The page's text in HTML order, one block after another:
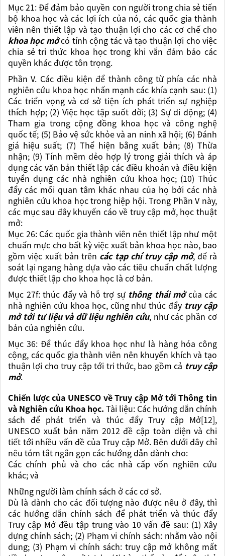
Mục 21:Để đảm bảo quyền con người trong chia sẻ tiến
bộ khoa học và các lợi ích của nó, các quốc gia thành
viên nên thiết lập và tạo thuận lợi cho các cơ chế cho
khoa học mởcó tính cộng tác và tạo thuận lợi cho việc
chia sẻ tri thức khoa học trong khi vẫn đảm bảo các
quyền khác được tôn trọng.
Phần V. Các điều kiện để thành công từ phía các nhà
nghiên cứu khoa học nhấn mạnh các khía cạnh sau: (1)
Các triển vọng và cơ sở tiện ích phát triển sự nghiệp
thích hợp; (2) Việc học tập suốt đời; (3) Sự di động; (4)
Tham gia trong cộng đồng khoa học và công nghệ
quốc tế; (5) Bảo vệ sức khỏe và an ninh xã hội; (6) Đánh
giá hiệu suất; (7) Thể hiện bằng xuất bản; (8) Thừa
nhận; (9) Tính mềm dẻo hợp lý trong giải thích và áp
dụng các văn bản thiết lập các điều khoản và điều kiện
tuyển dụng các nhà nghiên cứu khoa học; (10) Thúc
đẩy các mối quan tâm khác nhau của họ bởi các nhà
nghiên cứu khoa học trong hiệp hội. Trong Phần V này,
các mục sau đây khuyến cáo về truy cập mở, học thuật
mở:
Mục 26: Các quốc gia thành viên nên thiết lập như một
chuẩn mực cho bất kỳ việc xuất bản khoa học nào, bao
gồm việc xuất bản trên các tạp chí truy cập mở, để rà
soát lại ngang hàng dựa vào các tiêu chuẩn chất lượng
được thiết lập cho khoa học là cơ bản.
Mục 27f: thúc đẩy và hỗ trợ sự thông thái mởcủa các
nhà nghiên cứu khoa học, cũng như thúc đẩy truy cập
mở tới tư liệu và dữ liệu nghiên cứu, như các phần cơ
bản của nghiên cứu.
Mục 36:Để thúc đẩy khoa học như là hàng hóa công
cộng, các quốc gia thành viên nên khuyến khích và tạo
thuận lợi cho truy cập tới tri thức, bao gồm cả truy cập
mở.
Chiến lược của UNESCO về Truy cập Mở tới Thông tin
và Nghiên cứu Khoa học. Tài liệu: Các hướng dẫn chính
sách để phát triển và thúc đẩy Truy cập Mở[12],
UNESCO xuất bản năm 2012 đề cập toàn diện và chi
tiết tới nhiều vấn đề của Truy cập Mở. Bên dưới đây chỉ
nêu tóm tắt ngắn gọn các hướng dẫn dành cho:
Các chính phủ và cho các nhà cấp vốn nghiên cứu
khác; và
Những người làm chính sách ở các cơ sở.
Dù là dành cho các đối tượng nào được nêu ở đây, thì
các hướng dẫn chính sách để phát triển và thúc đẩy
Truy cập Mở đều tập trung vào 10 vấn đề sau: (1) Xây
dựng chính sách; (2) Phạm vi chính sách: nhằm vào nội
dung; (3) Phạm vi chính sách: truy cập mở không mất